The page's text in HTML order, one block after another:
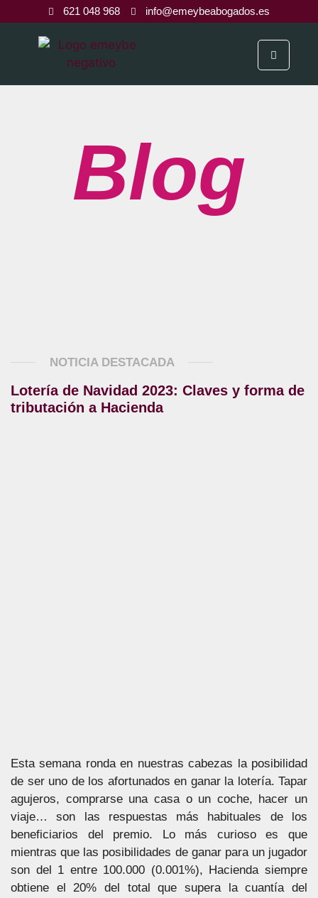
621 048 968 info@emeybeabogados.es
Blog
NOTICIA DESTACADA
Lotería de Navidad 2023: Claves y forma de
tributación a Hacienda
Esta semana ronda en nuestras cabezas la posibilidad
de ser uno de los afortunados en ganar la lotería. Tapar
agujeros, comprarse una casa o un coche, hacer un
viaje… son las respuestas más habituales de los
beneficiarios del premio. Lo más curioso es que
mientras que las posibilidades de ganar para un jugador
son del 1 entre 100.000 (0.001%), Hacienda siempre
obtiene el 20% del total que supera la cuantía del